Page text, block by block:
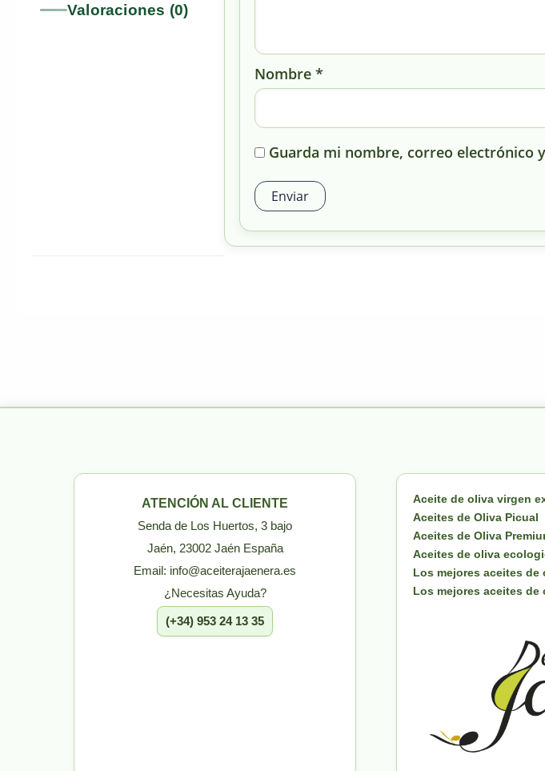
Valoraciones (0)
Nombre *
Guarda mi nombre, correo electrónico
ATENCIÓN AL CLIENTE
Senda de Los Huertos, 3 bajo
Jaén, 23002 Jaén España
Email: info@aceiterajaenera.es
¿Necesitas Ayuda?
(+34) 953 24 13 35
Aceite de oliva virgen
Aceites de Oliva Picual
Aceites de Oliva
Aceites de oliva
Los mejores aceites de
Los mejores aceites de